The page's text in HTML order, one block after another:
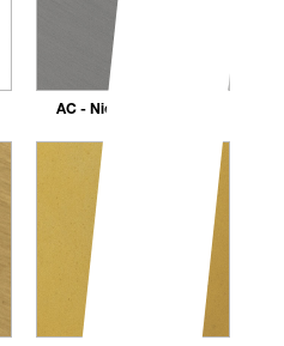
AC - Nickel Spazzolato